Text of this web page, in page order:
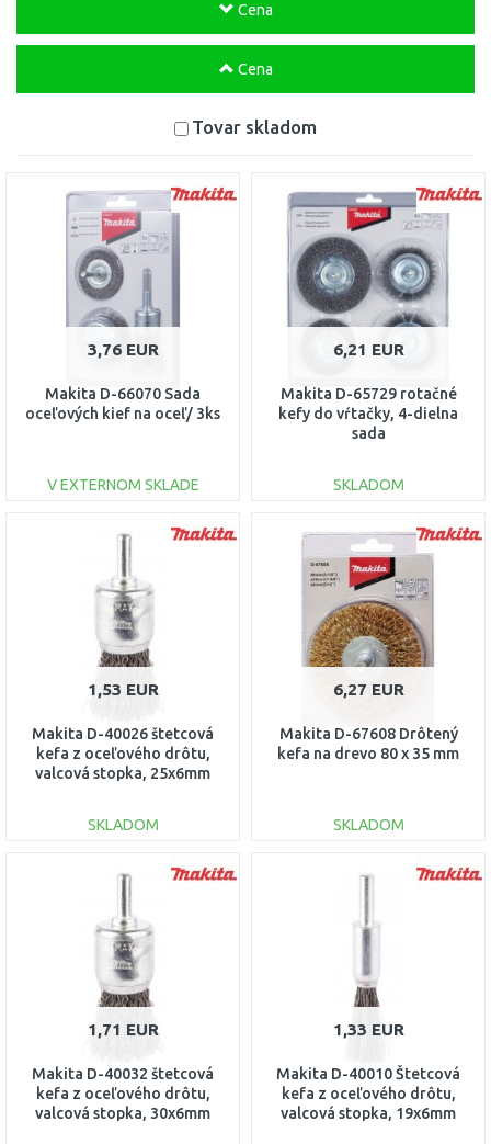
Cena
Cena
Tovar skladom
3,76 EUR
Makita D-66070 Sada
oceľových kief na oceľ/ 3ks
V EXTERNOM SKLADE
DO KOŠÍKA
Porovnať
6,21 EUR
Makita D-65729 rotačné
kefy do vŕtačky, 4-dielna
sada
SKLADOM
DO KOŠÍKA
Porovnať
1,53 EUR
Makita D-40026 štetcová
kefa z oceľového drôtu,
valcová stopka, 25x6mm
SKLADOM
DO KOŠÍKA
Porovnať
6,27 EUR
Makita D-67608 Drôtený
kefa na drevo 80 x 35 mm
SKLADOM
DO KOŠÍKA
1,71 EUR
Makita D-40032 štetcová
kefa z oceľového drôtu,
valcová stopka, 30x6mm
1,33 EUR
Makita D-40010 Štetcová
kefa z oceľového drôtu,
valcová stopka, 19x6mm